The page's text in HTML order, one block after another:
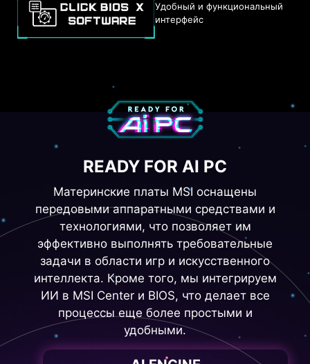
Удобный и функциональный
интерфейс
READY FOR AI PC
Материнские платы MSI оснащены
передовыми аппаратными средствами и
технологиями, что позволяет им
эффективно выполнять требовательные
задачи в области игр и искусственного
интеллекта. Кроме того, мы интегрируем
ИИ в MSI Center и BIOS, что делает все
процессы еще более простыми и
удобными.